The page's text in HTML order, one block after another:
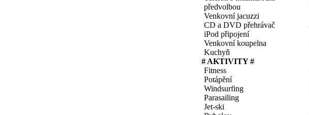
předvolbou
Venkovní jacuzzi
CD a DVD přehrávač
iPod připojení
Venkovní koupelna
Kuchyň
# AKTIVITY #
Fitness
Potápění
Windsurfing
Parasailing
Jet-ski